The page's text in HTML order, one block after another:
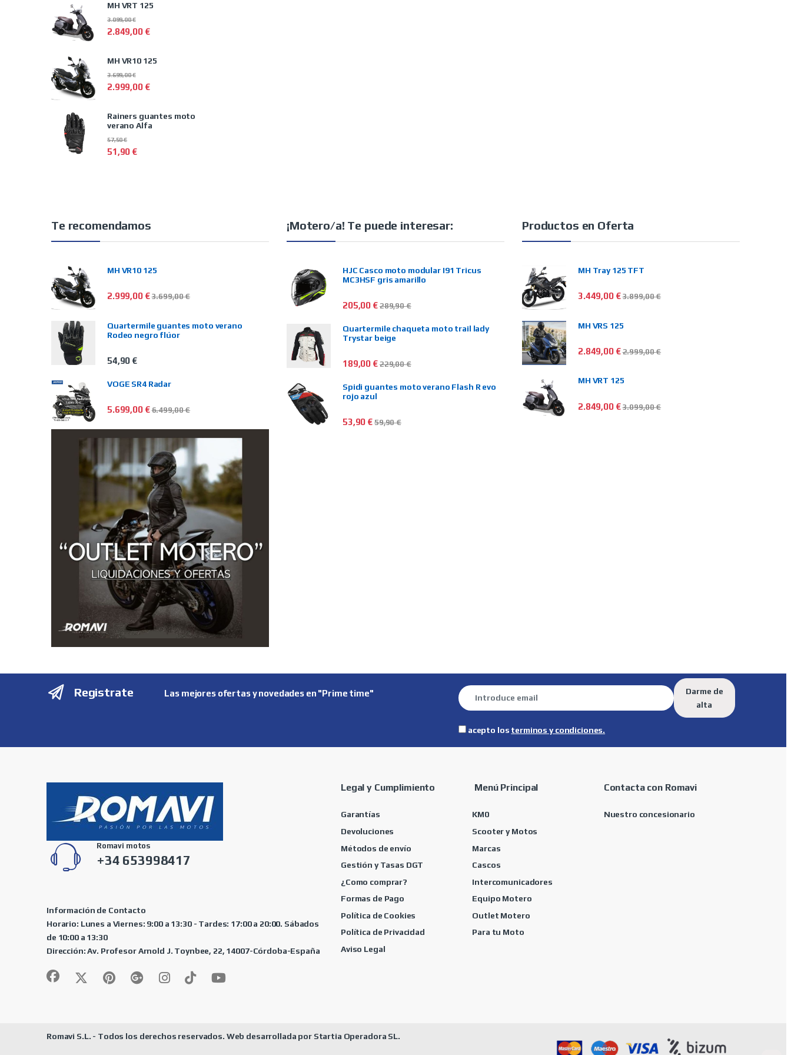
MH VRT 125
2.849,00 €
3.099,00€
MH VR10 125
2.999,00 €
3.699,00€
Rainers guantes moto
verano Alfa
51,90 €
57,50€
Te recomendamos
MH VR10 125
2.999,00 €3.699,00€
Quartermile guantes moto verano
Rodeo negro flúor
54,90 €
VOGE SR4 Radar
5.699,00 €6.499,00€
¡Motero/a! Te puede interesar:
HJC Casco moto modular I91 Tricus
MC3HSF gris amarillo
205,00 €289,90€
Quartermile chaqueta moto trail lady
Trystar beige
189,00 €229,00€
Spidi guantes moto verano Flash R evo
rojo azul
53,90 € 59,90€
Productos en Oferta
MH Tray 125 TFT
3.449,00 €3.899,00€
MH VRS 125
2.849,00 €2.999,00€
MH VRT 125
2.849,00 €3.099,00€
Registrate Las mejores ofertas y novedades en "Prime time"
Darme de
alta
acepto los terminos y condiciones.
Romavi motos
+34 653998417
Información de Contacto
Horario: Lunes a Viernes: 9:00 a 13:30 - Tardes: 17:00 a 20:00. Sábados
de 10:00 a 13:30
Dirección: Av. Profesor Arnold J. Toynbee, 22, 14007-Córdoba-España
Legal y Cumplimiento
Garantías
Devoluciones
Métodos de envío
Gestión y Tasas DGT
¿Como comprar?
Formas de Pago
Política de Cookies
Política de Privacidad
Aviso Legal
Menú Principal
KM0
Scooter y Motos
Marcas
Cascos
Intercomunicadores
Equipo Motero
Outlet Motero
Para tu Moto
Contacta con Romavi
Nuestro concesionario
Romavi S.L. - Todos los derechos reservados. Web desarrollada por Startia Operadora SL.